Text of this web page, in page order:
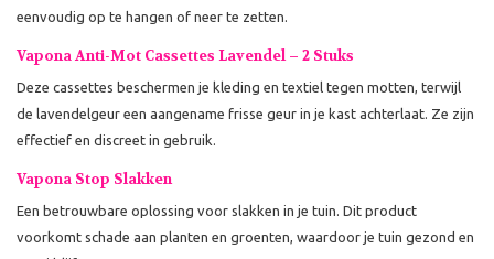
eenvoudig op te hangen of neer te zetten.
Vapona Anti-Mot Cassettes Lavendel – 2 Stuks
Deze cassettes beschermen je kleding en textiel tegen motten, terwijl
de lavendelgeur een aangename frisse geur in je kast achterlaat. Ze zijn
effectief en discreet in gebruik.
Vapona Stop Slakken
Een betrouwbare oplossing voor slakken in je tuin. Dit product
voorkomt schade aan planten en groenten, waardoor je tuin gezond en